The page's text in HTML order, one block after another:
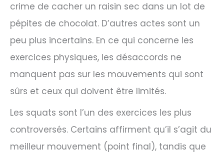
crime de cacher un raisin sec dans un lot de
pépites de chocolat. D’autres actes sont un
peu plus incertains. En ce qui concerne les
exercices physiques, les désaccords ne
manquent pas sur les mouvements qui sont
sûrs et ceux qui doivent être limités.
Les squats sont l’un des exercices les plus
controversés. Certains affirment qu’il s’agit du
meilleur mouvement (point final), tandis que